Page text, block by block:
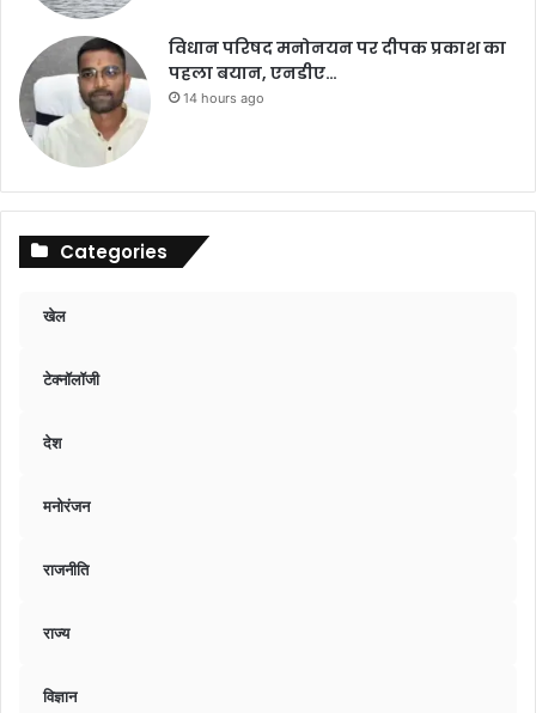
विधान परिषद मनोनयन पर दीपक प्रकाश का
पहला बयान, एनडीए…
14 hours ago
Categories
खेल
टेक्नॉलॉजी
देश
मनोरंजन
राजनीति
राज्य
विज्ञान